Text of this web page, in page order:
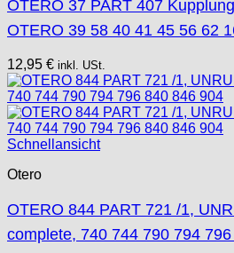
OTERO 37 PART 407
OTERO 39 58 40 41 45 56 62
12,95 € inkl. USt.
Schnellansicht
Otero
OTERO 844 PART 721 /1,
complete, 740 744 790 794